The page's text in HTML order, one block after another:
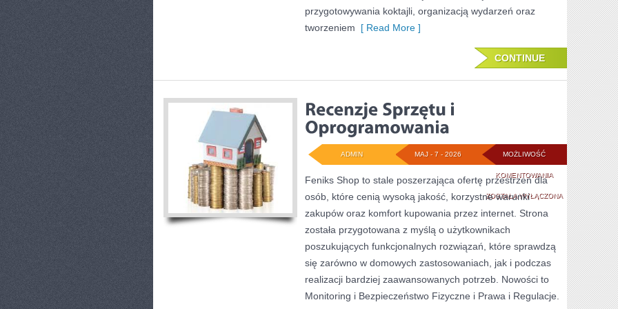
przygotowywania koktajli, organizacją wydarzeń oraz
tworzeniem [ Read More ]
CONTINUE
MOŻLIWOŚĆ
KOMENTOWANIARECENZJE
SPRZĘTU
ZOSTAŁA WYŁĄCZONA
MAJ - 7 - 2026
ADMIN
Feniks Shop to stale poszerzająca ofertę przestrzeń dla
osób, które cenią wysoką jakość, korzystne warunki
zakupów oraz komfort kupowania przez internet. Strona
została przygotowana z myślą o użytkownikach
poszukujących funkcjonalnych rozwiązań, które sprawdzą
się zarówno w domowych zastosowaniach, jak i podczas
realizacji bardziej zaawansowanych potrzeb. Nowości to
Monitoring i Bezpieczeństwo Fizyczne i Prawa i Regulacje.